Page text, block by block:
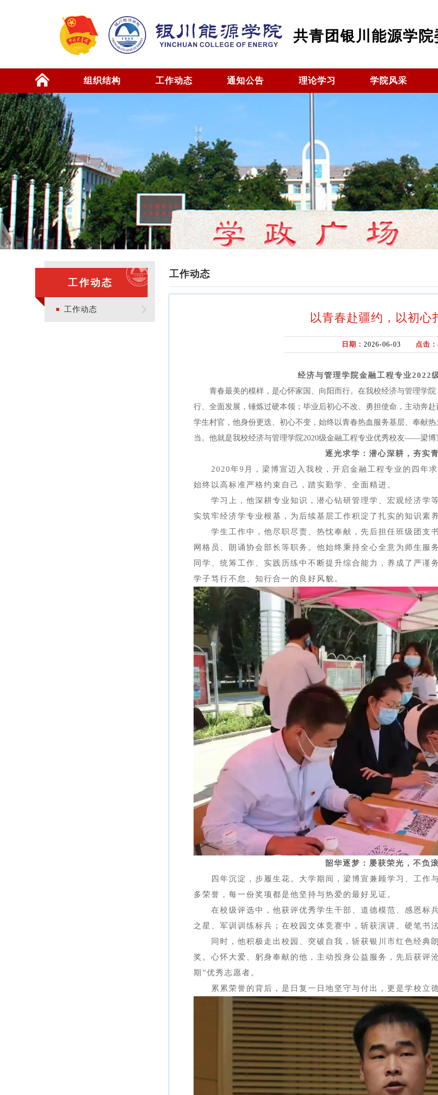
共青团银川能源学院
组织结构 工作动态 通知公告 理论学习 学院风采
工作动态
工作动态
工作动态
以青春赴疆约，以初心
日期： 2026-06-03 点击：
经济与管理学院金融工程专业2022
青春最美的模样，是心怀家国、向阳而行。在我校经济与管理学
行、全面发展，锤炼过硬本领；毕业后初心不改、勇担使命，主动奔
学生村官，他身份更迭、初心不变，始终以青春热血服务基层、奉献
当。他就是我校经济与管理学院2020级金融工程专业优秀校友——梁博
逐光求学：潜心深耕，夯实
2020年9月，梁博宣迈入我校，开启金融工程专业的四年
始终以高标准严格约束自己，踏实勤学、全面精进。
学习上，他深耕专业知识，潜心钻研管理学、宏观经济学
实筑牢经济学专业根基，为后续基层工作积淀了扎实的知识素
学生工作中，他尽职尽责、热忱奉献，先后担任班级团支
网格员、朗诵协会部长等职务。他始终秉持全心全意为师生服
同学、统筹工作、实践历练中不断提升综合能力，养成了严谨
学子笃行不怠、知行合一的良好风貌。
韶华逐梦：屡获荣光，不负
四年沉淀，步履生花。大学期间，梁博宣兼顾学习、工作
多荣誉，每一份奖项都是他坚持与热爱的最好见证。
在校级评选中，他获评优秀学生干部、道德模范、感恩标
之星、军训训练标兵；在校园文体竞赛中，斩获演讲、硬笔书
同时，他积极走出校园、突破自我，斩获银川市红色经典
奖。心怀大爱、躬身奉献的他，主动投身公益服务，先后获评
期”优秀志愿者。
累累荣誉的背后，是日复一日地坚守与付出，更是学校立